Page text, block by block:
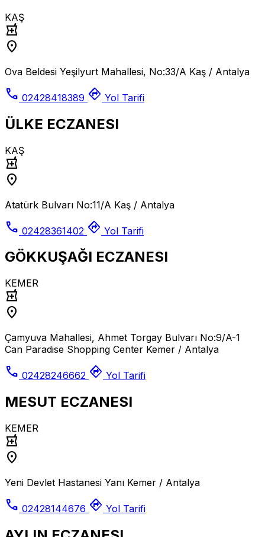
KAŞ
local_pharmacy
location_on
Ova Beldesi Yeşilyurt Mahallesi, No:33/A Kaş / Antalya
call 02428418389 directions Yol Tarifi
ÜLKE ECZANESI
KAŞ
local_pharmacy
location_on
Atatürk Bulvarı No:11/A Kaş / Antalya
call 02428361402 directions Yol Tarifi
GÖKKUŞAĞI ECZANESI
KEMER
local_pharmacy
location_on
Çamyuva Mahallesi, Ahmet Torgay Bulvarı No:9/A-1
Can Paradise Shopping Center Kemer / Antalya
call 02428246662 directions Yol Tarifi
MESUT ECZANESI
KEMER
local_pharmacy
location_on
Yeni Devlet Hastanesi Yanı Kemer / Antalya
call 02428144676 directions Yol Tarifi